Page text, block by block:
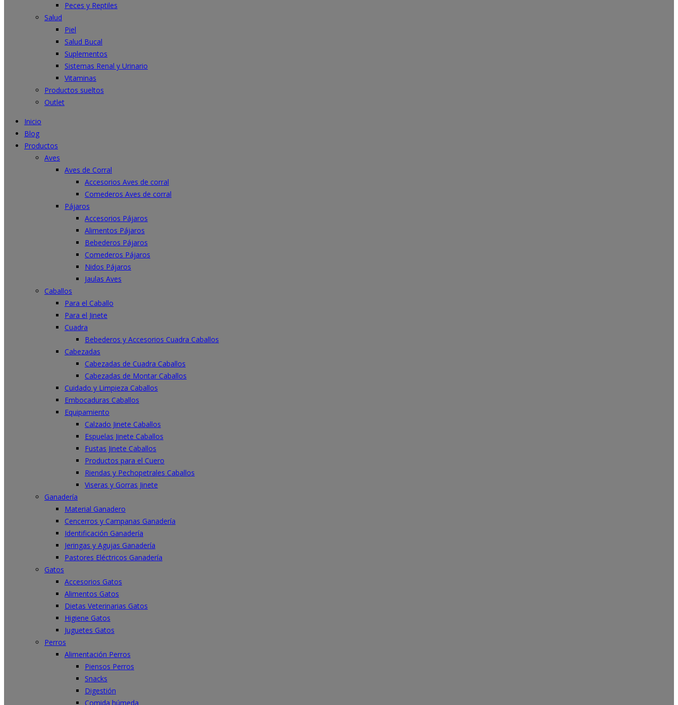
Peces y Reptiles
Salud
Piel
Salud Bucal
Suplementos
Sistemas Renal y Urinario
Vitaminas
Productos sueltos
Outlet
Inicio
Blog
Productos
Aves
Aves de Corral
Accesorios Aves de corral
Comederos Aves de corral
Pájaros
Accesorios Pájaros
Alimentos Pájaros
Bebederos Pájaros
Comederos Pájaros
Nidos Pájaros
Jaulas Aves
Caballos
Para el Caballo
Para el Jinete
Cuadra
Bebederos y Accesorios Cuadra Caballos
Cabezadas
Cabezadas de Cuadra Caballos
Cabezadas de Montar Caballos
Cuidado y Limpieza Caballos
Embocaduras Caballos
Equipamiento
Calzado Jinete Caballos
Espuelas Jinete Caballos
Fustas Jinete Caballos
Productos para el Cuero
Riendas y Pechopetrales Caballos
Viseras y Gorras Jinete
Ganadería
Material Ganadero
Cencerros y Campanas Ganadería
Identificación Ganadería
Jeringas y Agujas Ganadería
Pastores Eléctricos Ganadería
Gatos
Accesorios Gatos
Alimentos Gatos
Dietas Veterinarias Gatos
Higiene Gatos
Juguetes Gatos
Perros
Alimentación Perros
Piensos Perros
Snacks
Digestión
Comida húmeda